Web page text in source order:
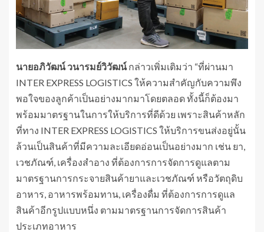
นายอภิวัฒน์ วนารมย์วิวัฒน์กล่าวเพิ่มเติมว่า “ที่ผ่านมา
INTER EXPRESS LOGISTICS ให้ความสำคัญกับความพึง
พอใจของลูกค้าเป็นอย่างมากมาโดยตลอด ทั้งนี้ก็ต้องมา
พร้อมมาตรฐานในการให้บริการที่ดีด้วย เพราะสินค้าหลัก
ที่ทาง INTER EXPRESS LOGISTICS ให้บริการขนส่งอยู่นั้น
ล้วนเป็นสินค้าที่มีความละเอียดอ่อนเป็นอย่างมาก เช่น ยา,
เวชภัณฑ์, เครื่องสำอาง ที่ต้องการการจัดการดูแลตาม
มาตรฐานการกระจายสินค้ายาและเวชภัณฑ์ หรือวัตถุดิบ
อาหาร, อาหารพร้อมทาน, เครื่องดื่ม ที่ต้องการการดูแล
สินค้าอีกรูปแบบหนึ่ง ตามมาตรฐานการจัดการสินค้า
ประเภทอาหาร